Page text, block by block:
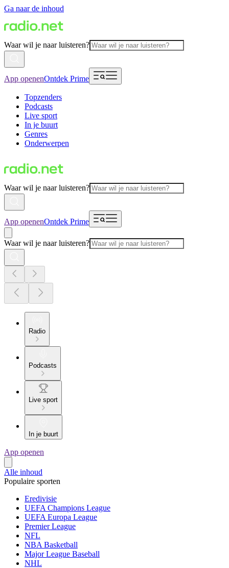
Ga naar de inhoud
Waar wil je naar luisteren?
App openenOntdek Prime
Topzenders
Podcasts
Live sport
In je buurt
Genres
Onderwerpen
Waar wil je naar luisteren?
App openenOntdek Prime
Waar wil je naar luisteren?
Radio
Podcasts
Live sport
In je buurt
App openen
Alle inhoud
Populaire sporten
Eredivisie
UEFA Champions League
UEFA Europa League
Premier League
NFL
NBA Basketball
Major League Baseball
NHL